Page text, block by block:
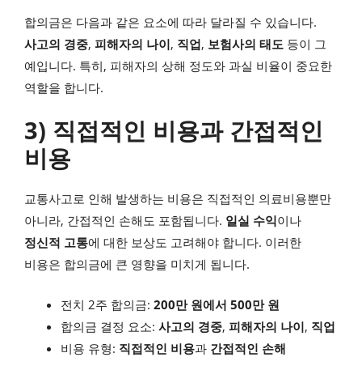
합의금은 다음과 같은 요소에 따라 달라질 수 있습니다.
사고의 경중, 피해자의 나이, 직업, 보험사의 태도 등이 그
예입니다. 특히, 피해자의 상해 정도와 과실 비율이 중요한
역할을 합니다.
3) 직접적인 비용과 간접적인
비용
교통사고로 인해 발생하는 비용은 직접적인 의료비용뿐만
아니라, 간접적인 손해도 포함됩니다. 일실 수익이나
정신적 고통에 대한 보상도 고려해야 합니다. 이러한
비용은 합의금에 큰 영향을 미치게 됩니다.
전치 2주 합의금: 200만 원에서 500만 원
합의금 결정 요소: 사고의 경중, 피해자의 나이, 직업
비용 유형: 직접적인 비용과 간접적인 손해